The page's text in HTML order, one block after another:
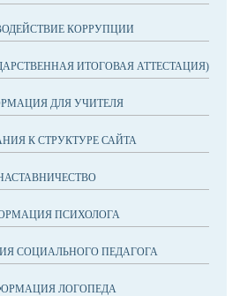
КОРРУПЦИИ
ИТОГОВАЯ АТТЕСТАЦИЯ)
ДЛЯ УЧИТЕЛЯ
К СТРУКТУРЕ САЙТА
ПСИХОЛОГА
СОЦИАЛЬНОГО ПЕДАГОГА
ЛОГОПЕДА